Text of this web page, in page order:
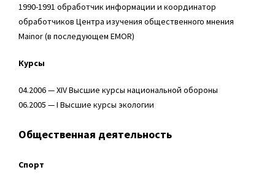
1990-1991 обработчик информации и координатор
обработчиков Центра изучения общественного мнения
Mainor (в последующем EMOR)
Курсы
04.2006 — XIV Высшие курсы национальной обороны
06.2005 — I Высшие курсы экологии
Общественная деятельность
Спорт